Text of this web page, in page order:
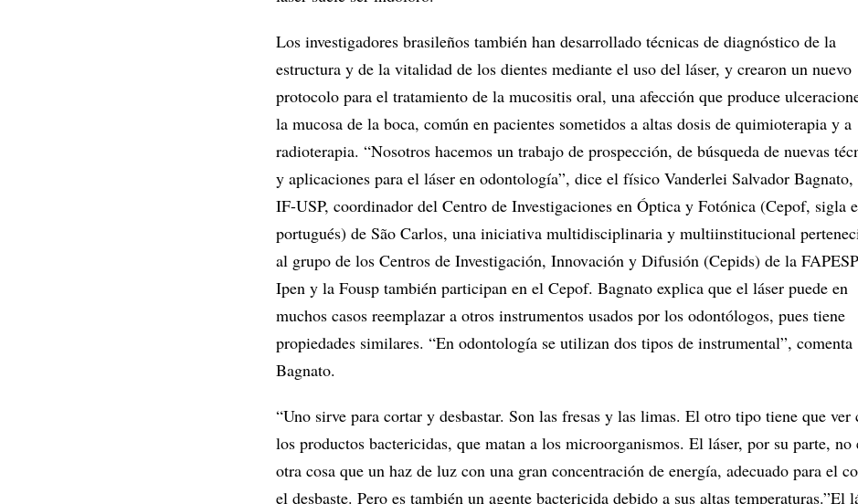
Los investigadores brasileños también han desarrollado técnicas de diagnóstico de la
estructura y de la vitalidad de los dientes mediante el uso del láser, y crearon un nuevo
protocolo para el tratamiento de la mucositis oral, una afección que produce
la mucosa de la boca, común en pacientes sometidos a altas dosis de quimioterapia y a
radioterapia. “Nosotros hacemos un trabajo de prospección, de búsqueda de nuevas
y aplicaciones para el láser en odontología”, dice el físico Vanderlei Salvador Bagnato,
IF-USP, coordinador del Centro de Investigaciones en Óptica y Fotónica (Cepof, sigla
portugués) de São Carlos, una iniciativa multidisciplinaria y multiinstitucional
al grupo de los Centros de Investigación, Innovación y Difusión (Cepids) de la
Ipen y la Fousp también participan en el Cepof. Bagnato explica que el láser puede en
muchos casos reemplazar a otros instrumentos usados por los odontólogos, pues tiene
propiedades similares. “En odontología se utilizan dos tipos de instrumental”, comenta
Bagnato.
“Uno sirve para cortar y desbastar. Son las fresas y las limas. El otro tipo tiene que ver
los productos bactericidas, que matan a los microorganismos. El láser, por su parte, no
otra cosa que un haz de luz con una gran concentración de energía, adecuado para el
el desbaste. Pero es también un agente bactericida debido a sus altas temperaturas.”El